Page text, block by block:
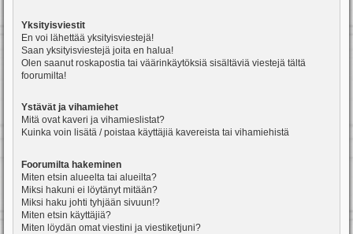
Yksityisviestit
En voi lähettää yksityisviestejä!
Saan yksityisviestejä joita en halua!
Olen saanut roskapostia tai väärinkäytöksiä sisältäviä viestejä tältä
foorumilta!
Ystävät ja vihamiehet
Mitä ovat kaveri ja vihamieslistat?
Kuinka voin lisätä / poistaa käyttäjiä kavereista tai vihamiehistä
Foorumilta hakeminen
Miten etsin alueelta tai alueilta?
Miksi hakuni ei löytänyt mitään?
Miksi haku johti tyhjään sivuun!?
Miten etsin käyttäjiä?
Miten löydän omat viestini ja viestiketjuni?